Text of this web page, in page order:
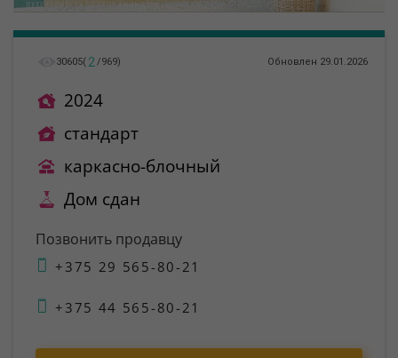
30605( 2 /969) Обновлен 29.01.2026
2024
стандарт
каркасно-блочный
Дом сдан
Позвонить продавцу
+375 29 565-80-21
+375 44 565-80-21